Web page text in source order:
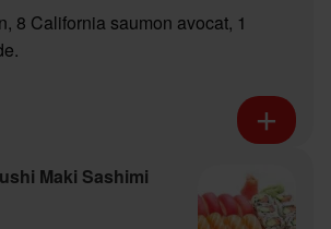
8 California saumon avocat, 1
Maki Sashimi